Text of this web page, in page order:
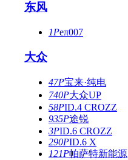
东风
1Peπ007
大众
47P宝来·纯电
740P大众UP
58PID.4 CROZZ
935P途锐
3PID.6 CROZZ
290PID.6 X
121P帕萨特新能源